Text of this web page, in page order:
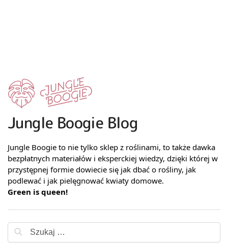
Jungle Boogie Blog
Jungle Boogie to nie tylko sklep z roślinami, to także dawka
bezpłatnych materiałów i eksperckiej wiedzy, dzięki której w
przystępnej formie dowiecie się jak dbać o rośliny, jak
podlewać i jak pielęgnować kwiaty domowe.
Green is queen!